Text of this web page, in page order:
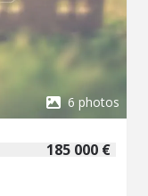
sans tarder !
6 photos
185 000 €